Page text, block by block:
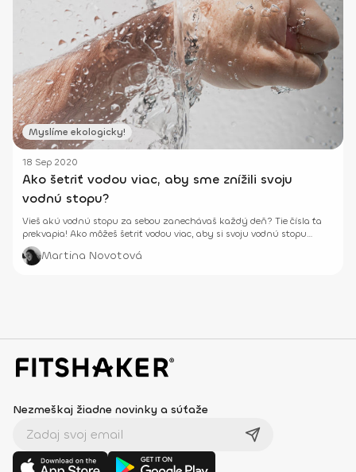
Myslíme ekologicky!
18 Sep 2020
Ako šetriť vodou viac, aby sme znížili svoju
vodnú stopu?
Vieš akú vodnú stopu za sebou zanechávaš každý deň? Tie čísla ťa
prekvapia! Ako môžeš šetriť vodou viac, aby si svoju vodnú stopu
znížila?
Martina Novotová
Nezmeškaj žiadne novinky a súťaže